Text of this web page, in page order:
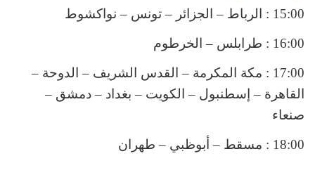
15:00 : الرباط – الجزائر – تونس – نواكشوط
16:00 : طرابلس – الخرطوم
17:00 : مكة المكرمة – القدس الشريف – الدوحة –
القاهرة – إسطنبول – الكويت – بغداد – دمشق –
صنعاء
18:00 : مسقط – أبوظبي – طهران